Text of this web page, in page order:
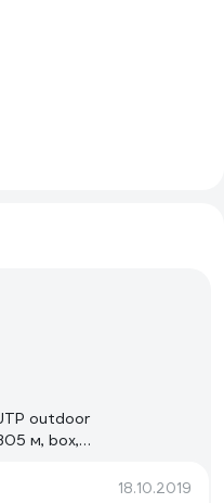
outdoor
м, box,
18.10.2019